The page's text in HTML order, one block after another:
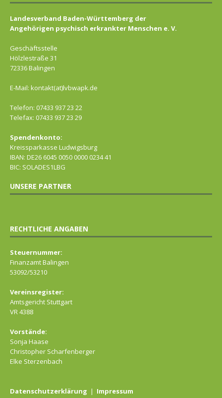
Landesverband Baden-Württemberg der
Angehörigen psychisch erkrankter Menschen e. V.
Geschäftsstelle
Hölzlestraße 31
72336 Balingen
E-Mail: kontakt(at)lvbwapk.de
Telefon: 07433 937 23 22
Telefax: 07433 937 23 29
Spendenkonto:
Kreissparkasse Ludwigsburg
IBAN: DE26 6045 0050 0000 0234 41
BIC: SOLADES1LBG
UNSERE PARTNER
RECHTLICHE ANGABEN
Steuernummer:
Finanzamt Balingen
53092/53210
Vereinsregister:
Amtsgericht Stuttgart
VR 4388
Vorstände:
Sonja Haase
Christopher Scharfenberger
Elke Sterzenbach
Datenschutzerklärung | Impressum